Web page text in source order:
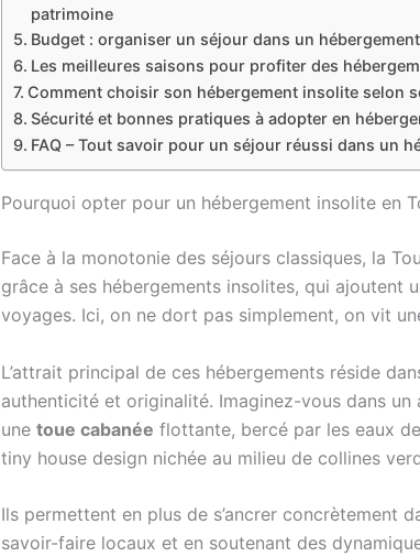
patrimoine
Budget : organiser un séjour dans un
Les meilleures saisons pour profiter des
Comment choisir son hébergement insolite selon
Sécurité et bonnes pratiques à adopter en
FAQ – Tout savoir pour un séjour réussi dans un
Pourquoi opter pour un hébergement insolite en
Face à la monotonie des séjours classiques, la
grâce à ses hébergements insolites, qui ajoutent
voyages. Ici, on ne dort pas simplement, on vit
L’attrait principal de ces hébergements réside
authenticité et originalité. Imaginez-vous dans un
une toue cabanée flottante, bercé par les eaux
tiny house design nichée au milieu de collines
Ils permettent en plus de s’ancrer concrètement
savoir-faire locaux et en soutenant des